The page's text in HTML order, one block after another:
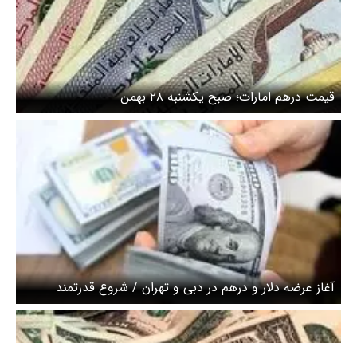
قیمت درهم امارات؛ صبح یکشنبه ۲۸ بهمن
آغاز عرضه دلار و درهم در دبی‌ و تهران / شروع قدرتمند
بازارساز